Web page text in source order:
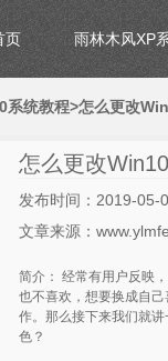
页 雨林木风XP
系统教程>怎么更改
怎么更改
发布时间：2019-05-
文章来源：
简介： 经常有用户反映
也不喜欢，想要换成自
作。那么接下来我们就
色？